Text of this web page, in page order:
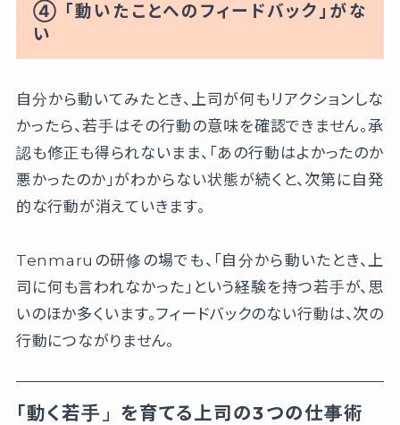
④ 「動いたことへのフィードバック」がな
い
自分から動いてみたとき、上司が何もリアクションしな
かったら、若手はその行動の意味を確認できません。承
認も修正も得られないまま、「あの行動はよかったのか
悪かったのか」がわからない状態が続くと、次第に自発
的な行動が消えていきます。
Tenmaruの研修の場でも、「自分から動いたとき、上
司に何も言われなかった」という経験を持つ若手が、思
いのほか多くいます。フィードバックのない行動は、次の
行動につながりません。
「動く若手」を育てる上司の3つの仕事術